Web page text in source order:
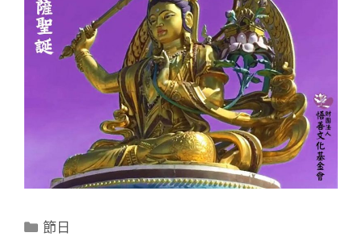
分
節日